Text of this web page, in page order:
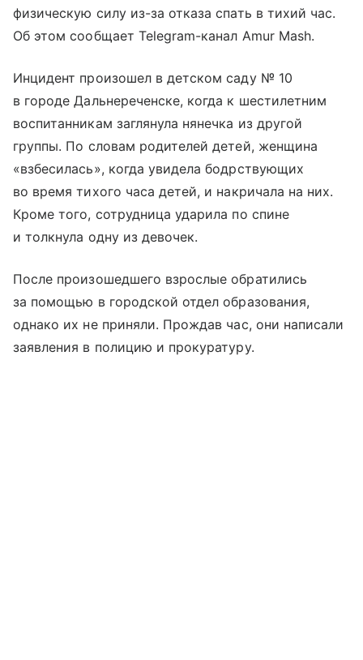
физическую силу из-за отказа спать в тихий час.
Об этом сообщает Telegram-канал Amur Mash.
Инцидент произошел в детском саду № 10
в городе Дальнереченске, когда к шестилетним
воспитанникам заглянула нянечка из другой
группы. По словам родителей детей, женщина
«взбесилась», когда увидела бодрствующих
во время тихого часа детей, и накричала на них.
Кроме того, сотрудница ударила по спине
и толкнула одну из девочек.
После произошедшего взрослые обратились
за помощью в городской отдел образования,
однако их не приняли. Прождав час, они написали
заявления в полицию и прокуратуру.